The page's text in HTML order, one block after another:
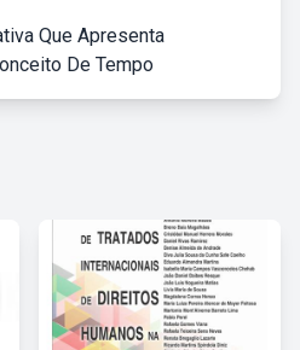
Que Apresenta
De Tempo